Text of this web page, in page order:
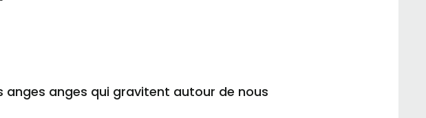
anges anges qui gravitent autour de nous